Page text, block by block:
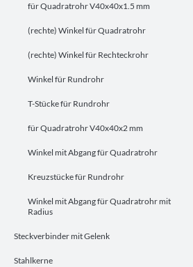
für Quadratrohr V40x40x1.5 mm
(rechte) Winkel für Quadratrohr
(rechte) Winkel für Rechteckrohr
Winkel für Rundrohr
T-Stücke für Rundrohr
für Quadratrohr V40x40x2 mm
Winkel mit Abgang für Quadratrohr
Kreuzstücke für Rundrohr
Winkel mit Abgang für Quadratrohr mit
Radius
Steckverbinder mit Gelenk
Stahlkerne